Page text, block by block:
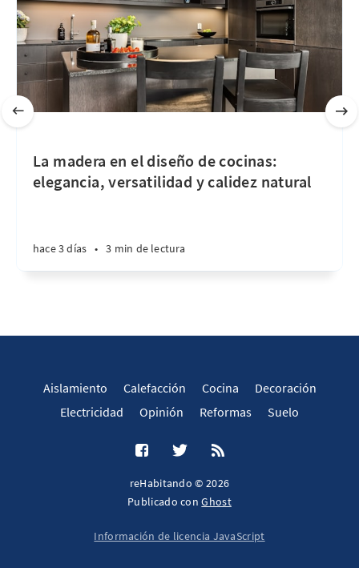
La madera en el diseño de cocinas:
elegancia, versatilidad y calidez natural
hace 3 días • 3 min de lectura
Aislamiento Calefacción Cocina
Decoración
Electricidad
Opinión Reformas Suelo
reHabitando © 2026
Publicado conGhost
Información de licencia JavaScript